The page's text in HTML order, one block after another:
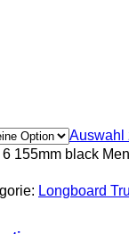
Auswahl
155mm black
Longboard